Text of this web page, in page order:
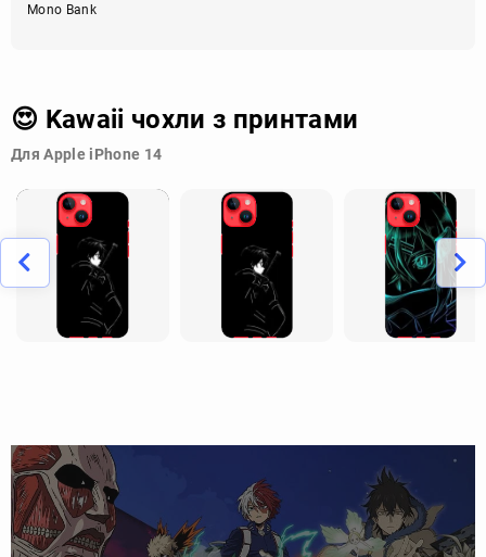
Mono Bank
😍 Kawaii чохли з принтами
Для Apple iPhone 14